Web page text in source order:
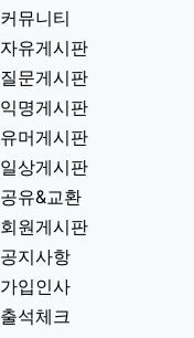
커뮤니티
자유게시판
질문게시판
익명게시판
유머게시판
일상게시판
공유&교환
회원게시판
공지사항
가입인사
출석체크